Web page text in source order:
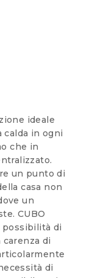
ideale
calda in ogni
che in
un punto di
casa non
un
CUBO
di
di
di